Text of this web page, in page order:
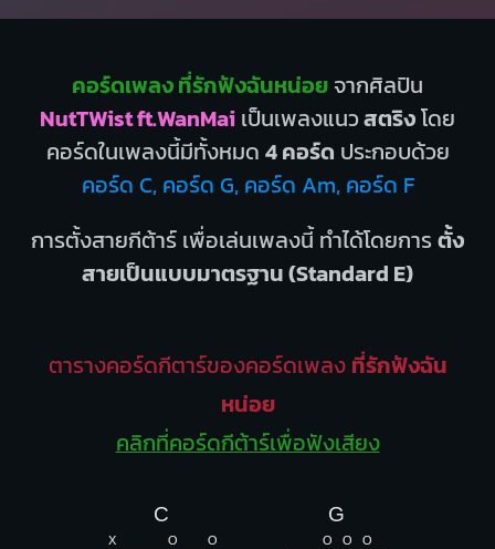
คอร์ดเพลง ที่รักฟังฉันหน่อย จากศิลปิน
NutTWist ft.WanMai เป็นเพลงแนวสตริงโดย
คอร์ดในเพลงนี้มีทั้งหมด 4 คอร์ด ประกอบด้วย
คอร์ด C, คอร์ด G, คอร์ด Am, คอร์ด F
การตั้งสายกีต้าร์ เพื่อเล่นเพลงนี้ ทำได้โดยการตั้ง
สายเป็นแบบมาตรฐาน (Standard E)
ตารางคอร์ดกีตาร์ของคอร์ดเพลง ที่รักฟังฉัน
หน่อย
คลิกที่คอร์ดกีต้าร์เพื่อฟังเสียง
C
X O O
G
O O O